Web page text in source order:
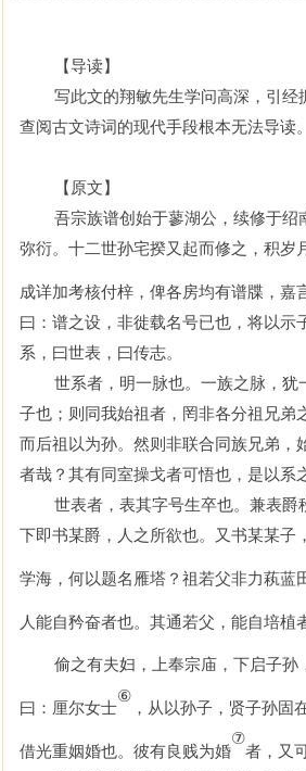
【导读】
写此文的翔敏先生学问高深，引经
查阅古文诗词的现代手段根本无法导读
【原文】
吾宗族谱创始于蓼湖公，续修于
弥衍。十二世孙宅揆又起而修之，积岁
成详加考核付梓，俾各房均有谱牒，嘉
曰：谱之设，非徙载名号已也，将以
系，曰世表，曰传志。
世系者，明一脉也。一族之脉，
子也；则同我始祖者，罔非各分祖兄弟
而后祖以为孙。然则非联合同族兄弟，
者哉？其有同室操戈者可悟也，是以系
世表者，表其字号生卒也。兼表爵
下即书某爵，人之所欲也。又书某某子
学海，何以题名雁塔？祖若父非力萟蓝
人能自矜奋者也。其通若父，能自培植
偷之有夫妇，上奉宗庙，下启子孙
曰 ： 厘尔女士
⑥
，从以孙子，贤子孙固
借光重姻婚也。彼有良贱为婚
⑦
者，又